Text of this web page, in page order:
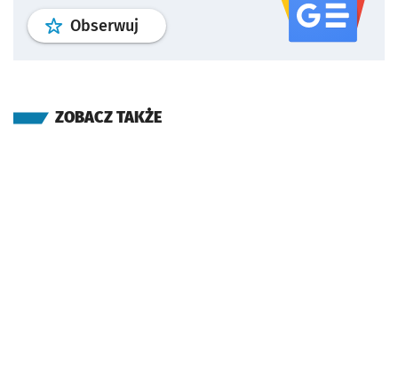
Obserwuj profil serwisu
ZOBACZ TAKŻE